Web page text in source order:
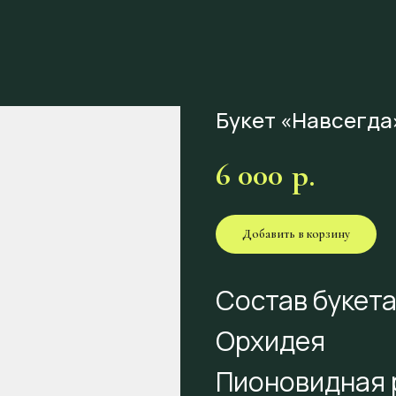
Букет
6 000 р.
Добавить в корзину
Состав
Орхидея
Пионовидная